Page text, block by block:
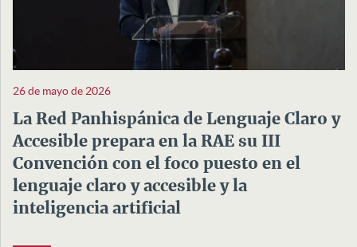
26 de mayo de 2026
La Red Panhispánica de Lenguaje Claro y
Accesible prepara en la RAE su III
Convención con el foco puesto en el
lenguaje claro y accesible y la
inteligencia artificial